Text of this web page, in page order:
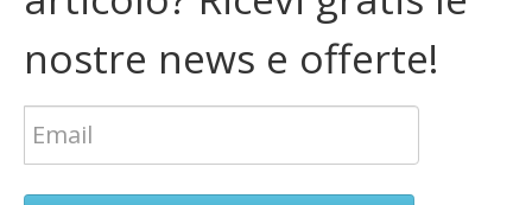
nostre news e offerte!